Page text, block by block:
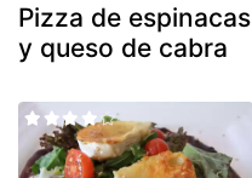
Pizza de espinacas
y queso de cabra